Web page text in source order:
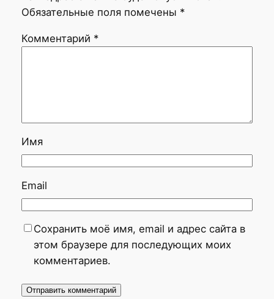
Обязательные поля помечены *
Комментарий *
Имя
Email
Сохранить моё имя, email и адрес сайта в
этом браузере для последующих моих
комментариев.